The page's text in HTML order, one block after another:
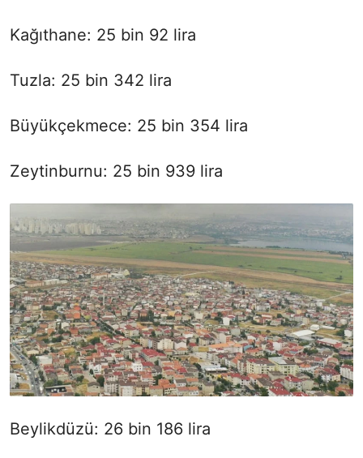
Kağıthane: 25 bin 92 lira
Tuzla: 25 bin 342 lira
Büyükçekmece: 25 bin 354 lira
Zeytinburnu: 25 bin 939 lira
Beylikdüzü: 26 bin 186 lira